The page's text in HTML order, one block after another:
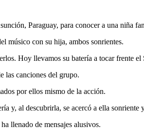
Paraguay, para conocer a una niña
músico con su hija, ambos sonrientes.
Hoy llevamos su batería a tocar frente
las canciones del grupo.
por ellos mismo de la acción.
y, al descubrirla, se acercó a ella sonriente
llenado de mensajes alusivos.